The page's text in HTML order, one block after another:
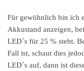
Für gewöhnlich bin ich
Akkustand anzeigen,
LED´s für 25 % steht.
Fall ist, schaut dies
LED´s auf, dann ist